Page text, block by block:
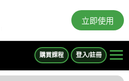
立即使用
購買課程 登入/註冊